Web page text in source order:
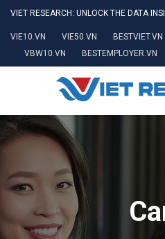
VIET RESEARCH: UNLOCK THE DATA
VIE10.VN VIE50.VN BESTVIET.VN
VBW10.VN
BESTEMPLOYER.VN